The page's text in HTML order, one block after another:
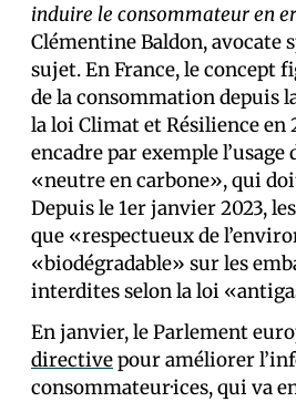
induire le consommateur en
Clémentine Baldon, avocate
sujet. En France, le concept
de la consommation depuis
la loi Climat et Résilience en
encadre par exemple l’usage
«neutre en carbone», qui
Depuis le 1er janvier 2023,
que «respectueux de
«biodégradable» sur les
interdites selon la loi
En janvier, le Parlement
directivepour améliorer
consommateur·ices, qui va